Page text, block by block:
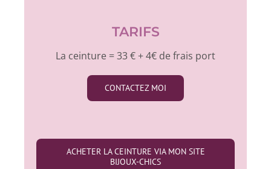
TARIFS
La ceinture = 33 € + 4€ de frais port
CONTACTEZ MOI
ACHETER LA CEINTURE VIA MON SITE
BIJOUX-CHICS